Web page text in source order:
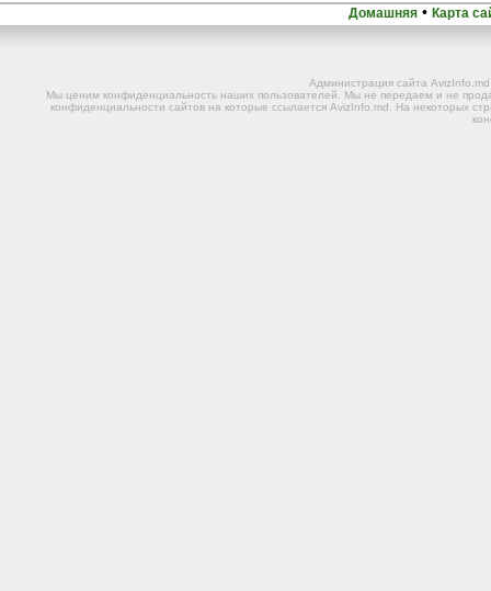
Домашняя • Карта
Администрация сайта
Мы ценим конфиденциальность наших пользователей. Мы не передаем и не
конфиденциальности сайтов на которые ссылается AvizInfo.md. На некоторых